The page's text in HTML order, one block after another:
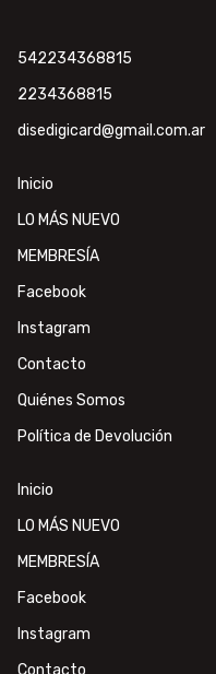
542234368815
2234368815
disedigicard@gmail.com.ar
Inicio
LO MÁS NUEVO
MEMBRESÍA
Facebook
Instagram
Contacto
Quiénes Somos
Política de Devolución
Inicio
LO MÁS NUEVO
MEMBRESÍA
Facebook
Instagram
Contacto